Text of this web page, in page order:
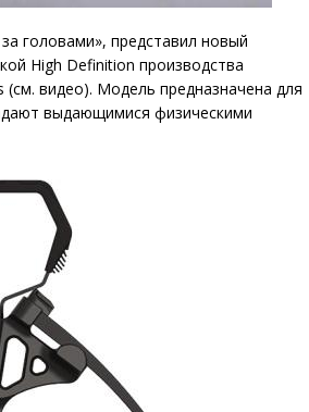
головами», представил новый
High Definition производства
видео). Модель предназначена для
выдающимися физическими